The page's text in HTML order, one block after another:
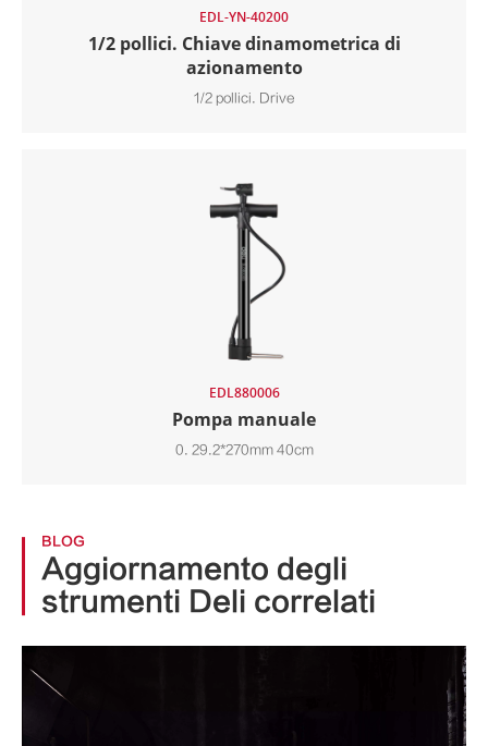
EDL-YN-40200
1/2 pollici. Chiave dinamometrica di
azionamento
1/2 pollici. Drive
EDL880006
Pompa manuale
0. 29.2*270mm 40cm
BLOG
Aggiornamento degli
strumenti Deli correlati